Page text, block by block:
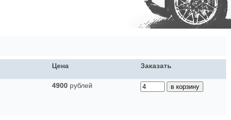
Цена Заказать
4900 рублей